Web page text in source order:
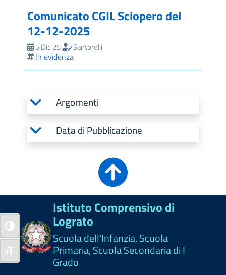
Attiva/disattiva alto contrasto
Attiva/disattiva dimensione testo
Comunicato CGIL Sciopero del
12-12-2025
5 Dic 25 Santorelli
In evidenza
Argomenti
Data di Pubblicazione
Istituto Comprensivo di
Lograto
Scuola dell'Infanzia, Scuola
Primaria, Scuola Secondaria di I
Grado